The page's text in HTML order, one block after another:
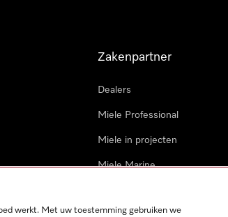
Zakenpartner
Dealers
Miele Professional
Miele in projecten
Miele Marine
werkt. Met uw toestemming gebruiken we